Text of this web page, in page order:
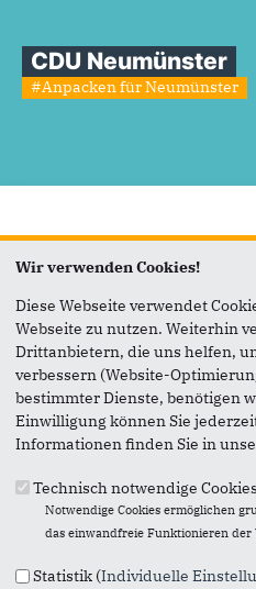
CDU Neumünster
#Anpacken für Neumünster
Sie sind hier
» Stadtmitte/Wittorf
Stadtmitte/Wittorf
Sabine Krebs
01739221718
sabine.krebs@gmx.com
Wir verwenden Cookies!
Diese Webseite verwendet
Webseite zu nutzen. Weiterhin
Drittanbietern, die uns helfen,
verbessern (Website-
bestimmter Dienste, benötigen
Einwilligung können Sie
Informationen finden Sie in
Technisch notwendige
Notwendige Cookies ermöglichen
das einwandfreie Funktionieren der
Statistik (Individuelle